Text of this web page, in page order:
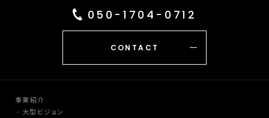
050-1704-0712
CONTACT
事業紹介
大型ビジョン